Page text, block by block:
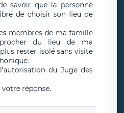
savoir que la personne
de choisir son lieu de
membres de ma famille
du lieu de ma
rester isolé sans visite
du Juge des
réponse.